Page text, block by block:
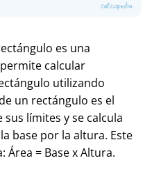
es una
calcular
utilizando
un rectángulo es el
límites y se calcula
base por la altura. Este
Área = Base x Altura.